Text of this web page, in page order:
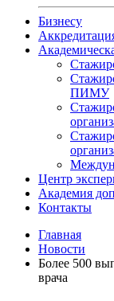
Бизнесу
ПИМУ
Центр
Академия
Контакты
Главная
Новости
Более 500
врача